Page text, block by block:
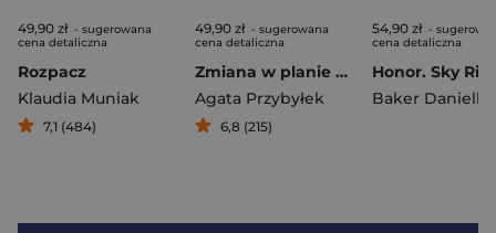
49,90 zł - sugerowana
cena detaliczna
Rozpacz
Klaudia Muniak
7,1 (484)
49,90 zł - sugerowana
cena detaliczna
Zmiana w planie dyżurów
Agata Przybyłek
6,8 (215)
54,90 zł -
cena detaliczna
Baker Danielle